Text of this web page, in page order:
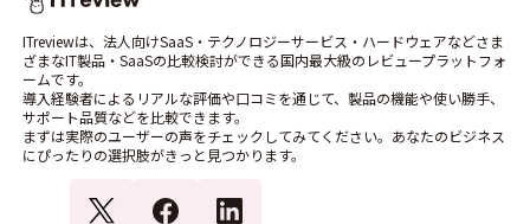
ITreviewは、法人向けSaaS・テクノロジーサービス・ハードウェアなどさま
ざまなIT製品・SaaSの比較検討ができる国内最大級のレビュープラットフォ
ームです。
導入経験者によるリアルな評価や口コミを通じて、製品の機能や使い勝手、
サポート品質などを比較できます。
まずは実際のユーザーの声をチェックしてみてください。あなたのビジネス
にぴったりの選択肢がきっと見つかります。